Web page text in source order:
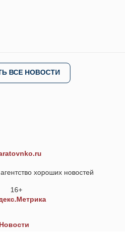
ВСЕ НОВОСТИ
хороших новостей
16+
Новости